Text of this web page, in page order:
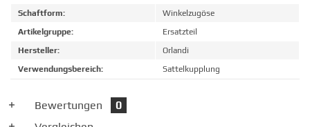
Schaftform:
Winkelzugöse
Artikelgruppe:
Ersatzteil
Hersteller:
Orlandi
Verwendungsbereich:
Sattelkupplung
Bewertungen
0